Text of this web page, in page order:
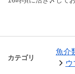
カテゴリ
魚介